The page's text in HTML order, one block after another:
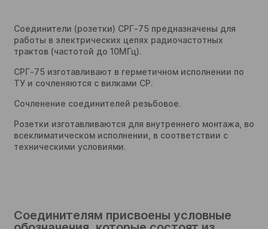
Соединители (розетки) СРГ‑75 предназначены для
работы в электрических цепях радиочастотных
трактов (частотой до 10МГц).
СРГ‑75 изготавливают в герметичном исполнении по
ТУ и сочленяются с вилками СР.
Сочленение соединителей резьбовое.
Розетки изготавливаются для внутреннего монтажа, во
всеклиматическом исполнении, в соответствии с
техническими условиями.
Соединителям присвоены условные